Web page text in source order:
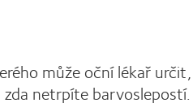
může oční lékař určit,
netrpíte barvoslepostí.